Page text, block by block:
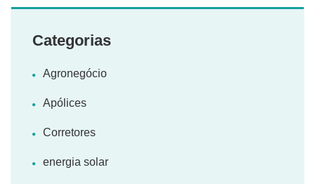
Categorias
Agronegócio
Apólices
Corretores
energia solar